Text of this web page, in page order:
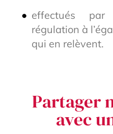
effectués
régulation à
qui en relèvent.
Partager
avec